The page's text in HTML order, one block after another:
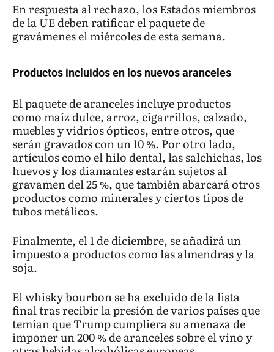
En respuesta al rechazo, los Estados miembros
de la UE deben ratificar el paquete de
gravámenes el miércoles de esta semana.
Productos incluidos en los nuevos aranceles
El paquete de aranceles incluye productos
como maíz dulce, arroz, cigarrillos, calzado,
muebles y vidrios ópticos, entre otros, que
serán gravados con un 10 %. Por otro lado,
artículos como el hilo dental, las salchichas, los
huevos y los diamantes estarán sujetos al
gravamen del 25 %, que también abarcará otros
productos como minerales y ciertos tipos de
tubos metálicos.
Finalmente, el 1 de diciembre, se añadirá un
impuesto a productos como las almendras y la
soja.
El whisky bourbon se ha excluido de la lista
final tras recibir la presión de varios países que
temían que Trump cumpliera su amenaza de
imponer un 200 % de aranceles sobre el vino y